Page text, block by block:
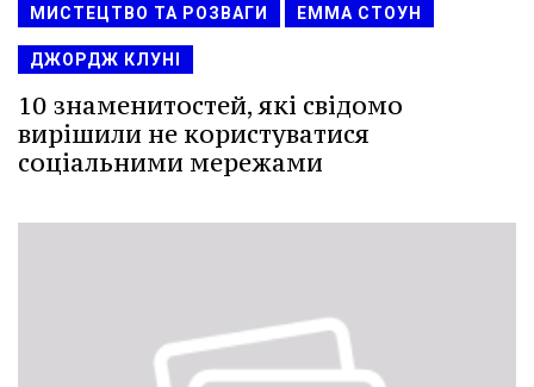
МИСТЕЦТВО ТА РОЗВАГИ ЕММА СТОУН
ДЖОРДЖ КЛУНІ
10 знаменитостей, які свідомо
вирішили не користуватися
соціальними мережами